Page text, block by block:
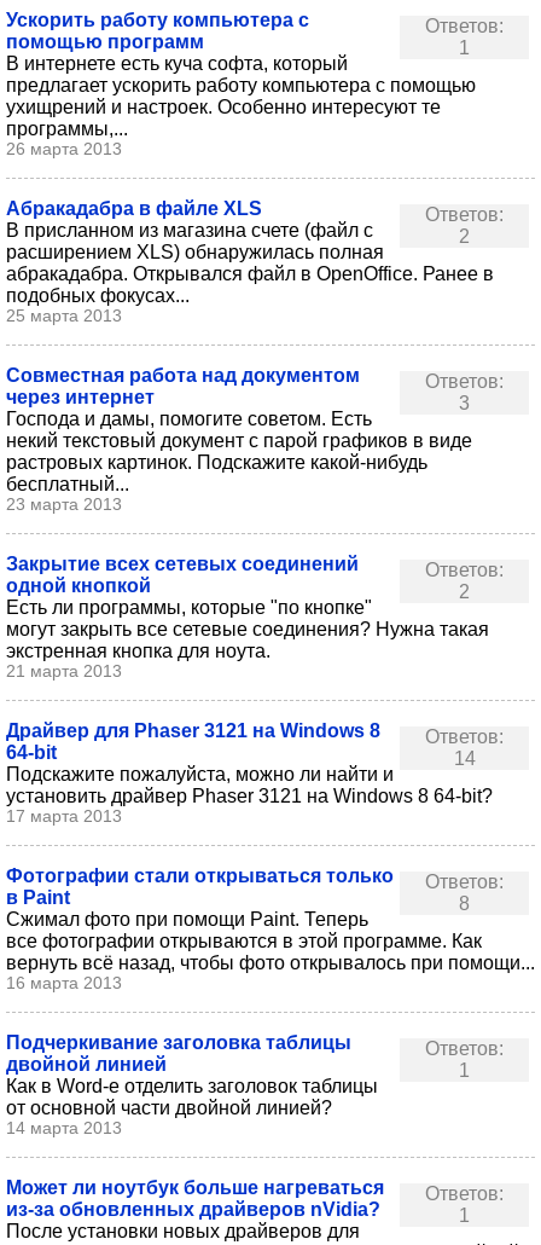
Ответов:
1
Ускорить работу компьютера с
помощью программ
В интернете есть куча софта, который
предлагает ускорить работу компьютера с помощью
ухищрений и настроек. Особенно интересуют те
программы,...
26 марта 2013
Ответов:
2
Абракадабра в файле XLS
В присланном из магазина счете (файл с
расширением XLS) обнаружилась полная
абракадабра. Открывался файл в OpenOffice. Ранее в
подобных фокусах...
25 марта 2013
Ответов:
3
Совместная работа над документом
через интернет
Господа и дамы, помогите советом. Есть
некий текстовый документ с парой графиков в виде
растровых картинок. Подскажите какой-нибудь
бесплатный...
23 марта 2013
Ответов:
2
Закрытие всех сетевых соединений
одной кнопкой
Есть ли программы, которые "по кнопке"
могут закрыть все сетевые соединения? Нужна такая
экстренная кнопка для ноута.
21 марта 2013
Ответов:
14
Драйвер для Phaser 3121 на Windows 8
64-bit
Подскажите пожалуйста, можно ли найти и
установить драйвер Phaser 3121 на Windows 8 64-bit?
17 марта 2013
Ответов:
8
Фотографии стали открываться только
в Paint
Сжимал фото при помощи Paint. Теперь
все фотографии открываются в этой программе. Как
вернуть всё назад, чтобы фото открывалось при помощи...
16 марта 2013
Ответов:
1
Подчеркивание заголовка таблицы
двойной линией
Как в Word-е отделить заголовок таблицы
от основной части двойной линией?
14 марта 2013
Ответов:
1
Может ли ноутбук больше нагреваться
из-за обновленных драйверов nVidia?
После установки новых драйверов для